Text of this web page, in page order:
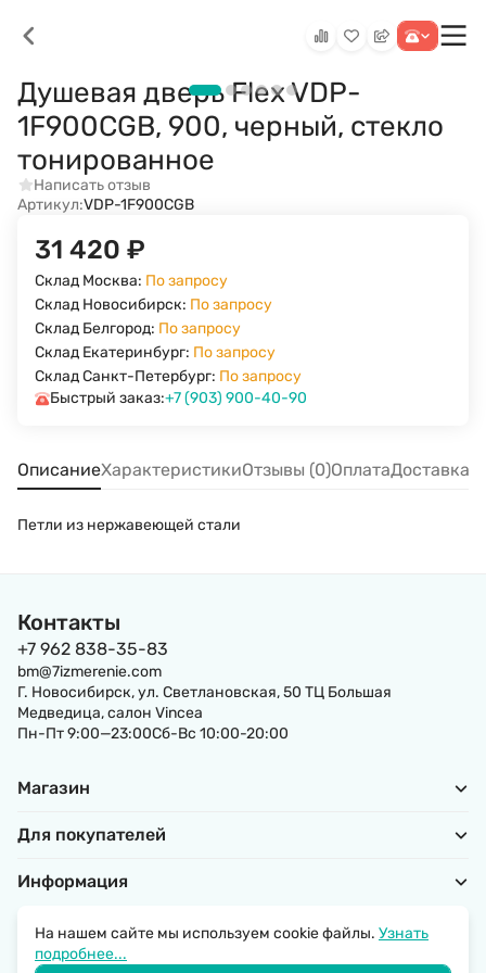
Душевая дверь Flex VDP-
1F900CGB, 900, черный, стекло
тонированное
Написать отзыв
Артикул:VDP-1F900CGB
31 420 ₽
Склад Москва: По запросу
Склад Новосибирск: По запросу
Склад Белгород: По запросу
Склад Екатеринбург: По запросу
Склад Санкт-Петербург: По запросу
Быстрый заказ:+7 (903) 900-40-90
ОписаниеХарактеристикиОтзывы (0)ОплатаДоставка
Петли из нержавеющей стали
Контакты
+7 962 838-35-83
bm@7izmerenie.com
Г. Новосибирск, ул. Светлановская, 50 ТЦ Большая
Медведица, салон Vincea
Пн-Пт 9:00—23:00Сб-Вс 10:00-20:00
Магазин
Для покупателей
Информация
На нашем сайте мы используем cookie файлы. Узнать
подробнее...